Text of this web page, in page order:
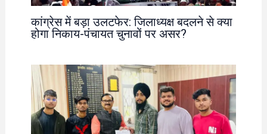
कांग्रेस में बड़ा उलटफेर: जिलाध्यक्ष बदलने से क्या
होगा निकाय-पंचायत चुनावों पर असर?